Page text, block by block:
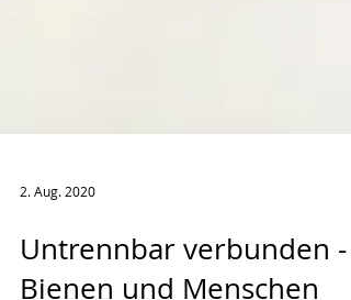
2. Aug. 2020